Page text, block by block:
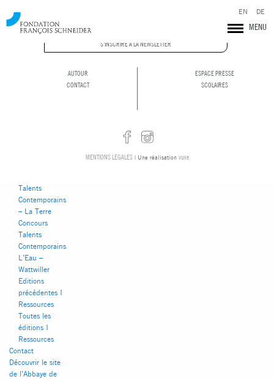
Fondation François Schneider
MENU
EN DE
Pages
Talents
Contemporains
– La Terre
Concours
Talents
Contemporains
L’Eau –
Wattwiller
Editions
précédentes I
Ressources
Toutes les
éditions I
Ressources
Contact
Découvrir le site
de l’Abbaye de
S'INSCRIRE À LA NEWSLETTER
AUTOUR
CONTACT
ESPACE PRESSE
SCOLAIRES
MENTIONS LÉGALES| Une réalisation vuxe